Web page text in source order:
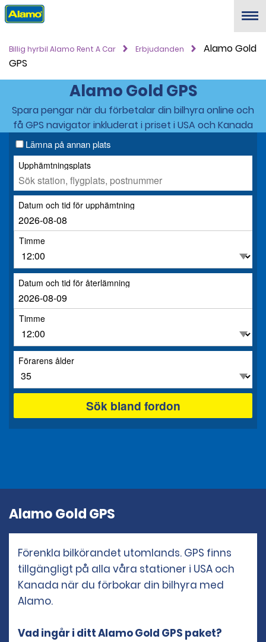
Menu
Billig hyrbil Alamo Rent A Car Erbjudanden
Alamo Gold
GPS
Alamo Gold GPS
Spara pengar när du förbetalar din bilhyra online och
få GPS navigator inkluderat i priset i USA och Kanada
Lämna på annan plats
Upphämtningsplats
Datum och tid för upphämtning
Timme
Datum och tid för återlämning
Timme
Förarens ålder
Sök bland fordon
Alamo Gold GPS
Förenkla bilkörandet utomlands. GPS finns
tillgängligt på alla våra stationer i USA och
Kanada när du förbokar din bilhyra med
Alamo.
Vad ingår i ditt Alamo Gold GPS paket?